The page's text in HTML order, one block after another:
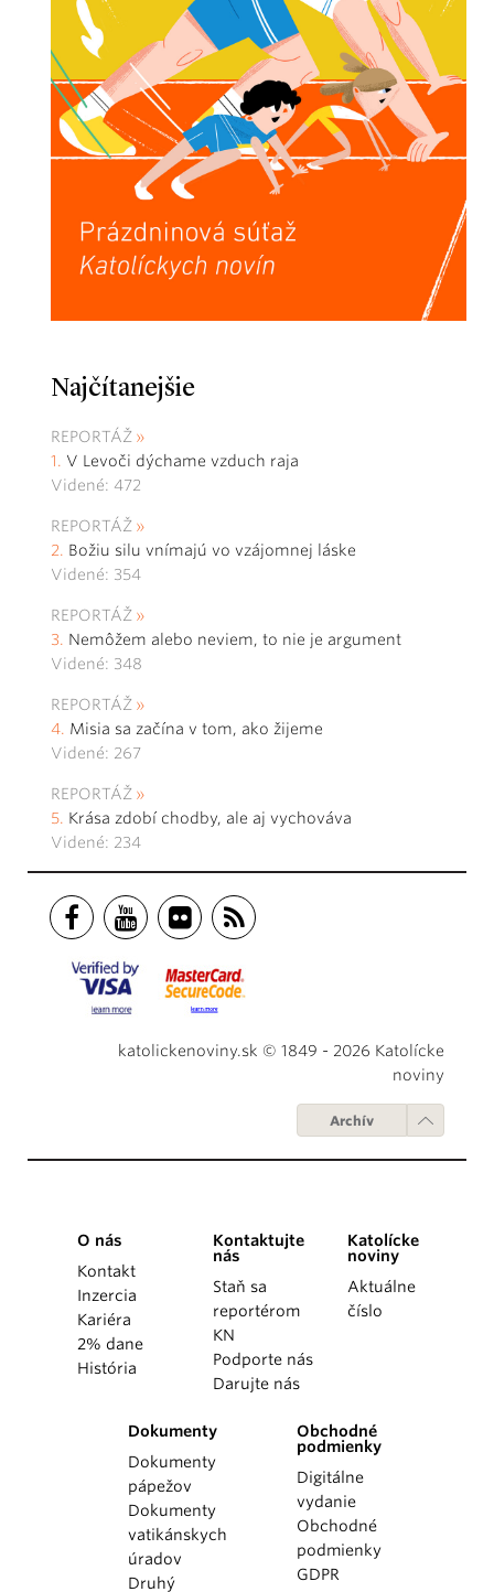
Najčítanejšie
REPORTÁŽ
V Levoči dýchame vzduch raja
Videné: 472
REPORTÁŽ
Božiu silu vnímajú vo vzájomnej láske
Videné: 354
REPORTÁŽ
Nemôžem alebo neviem, to nie je argument
Videné: 348
REPORTÁŽ
Misia sa začína v tom, ako žijeme
Videné: 267
REPORTÁŽ
Krása zdobí chodby, ale aj vychováva
Videné: 234
katolickenoviny.sk © 1849 - 2026 Katolícke
noviny
Archív
O nás
Kontakt
Inzercia
Kariéra
2% dane
História
Kontaktujte
nás
Staň sa
reportérom
KN
Podporte nás
Darujte nás
Katolícke
noviny
Aktuálne
číslo
Dokumenty
Dokumenty
pápežov
Dokumenty
vatikánskych
úradov
Druhý
Obchodné
podmienky
Digitálne
vydanie
Obchodné
podmienky
GDPR